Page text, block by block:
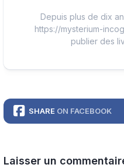
Depuis plus de dix
https://mysterium-
publier des
SHARE ON FACEBOOK
Laisser un